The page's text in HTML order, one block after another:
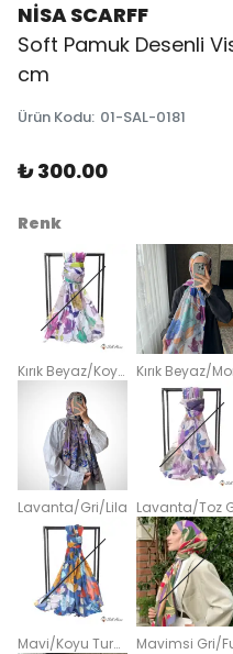
NİSA SCARFF
Soft Pamuk Desenli
cm
Ürün Kodu: 01-SAL-0181
₺ 300.00
Renk
Kırık Beyaz/Koyu Mor Kırık Beyaz/
Lavanta/Gri/Lila Lavanta/Toz
Mavi/Koyu Turuncu